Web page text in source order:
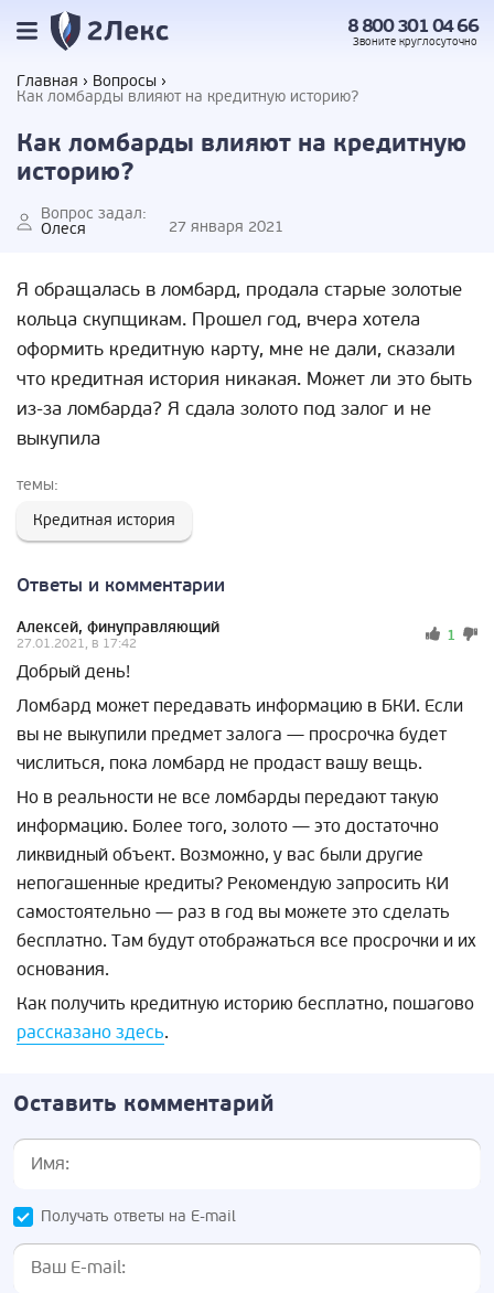
8 800 301 04 66
Звоните круглосуточно
Главная
Вопросы
Как ломбарды влияют на кредитную историю?
Как ломбарды влияют на кредитную
историю?
Вопрос задал:
Олеся
27 января 2021
Я обращалась в ломбард, продала старые золотые
кольца скупщикам. Прошел год, вчера хотела
оформить кредитную карту, мне не дали, сказали
что кредитная история никакая. Может ли это быть
из-за ломбарда? Я сдала золото под залог и не
выкупила
темы:
Кредитная история
Ответы и комментарии
Алексей, финуправляющий
27.01.2021, в 17:42 1
Добрый день!
Ломбард может передавать информацию в БКИ. Если
вы не выкупили предмет залога — просрочка будет
числиться, пока ломбард не продаст вашу вещь.
Но в реальности не все ломбарды передают такую
информацию. Более того, золото — это достаточно
ликвидный объект. Возможно, у вас были другие
непогашенные кредиты? Рекомендую запросить КИ
самостоятельно — раз в год вы можете это сделать
бесплатно. Там будут отображаться все просрочки и их
основания.
Как получить кредитную историю бесплатно, пошагово
рассказано здесь.
Оставить комментарий
Получать ответы на E-mail